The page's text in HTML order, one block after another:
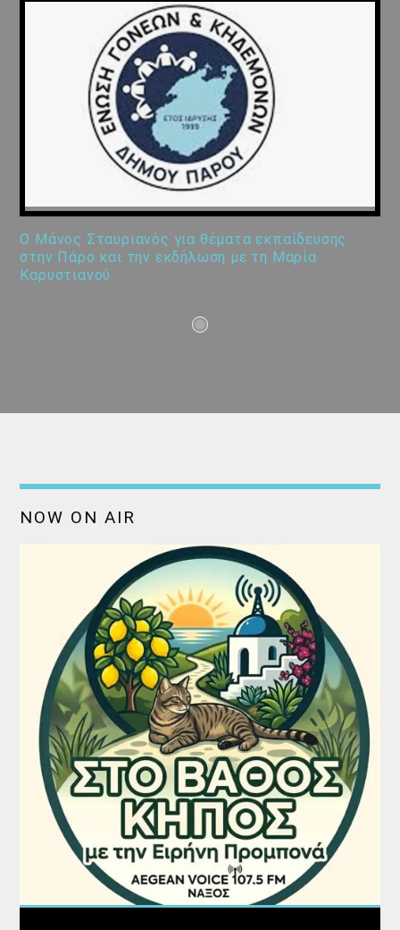
Ο Μάνος Σταυριανός για θέματα εκπαίδευσης
στην Πάρο και την εκδήλωση με τη Μαρία
Καρυστιανού
NOW ON AIR